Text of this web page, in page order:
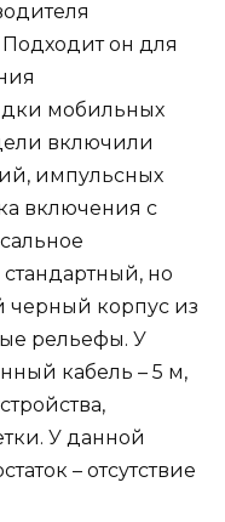
он для
мобильных
включили
импульсных
включения с
но
черный корпус из
рельефы. У
кабель – 5 м,
У данной
– отсутствие